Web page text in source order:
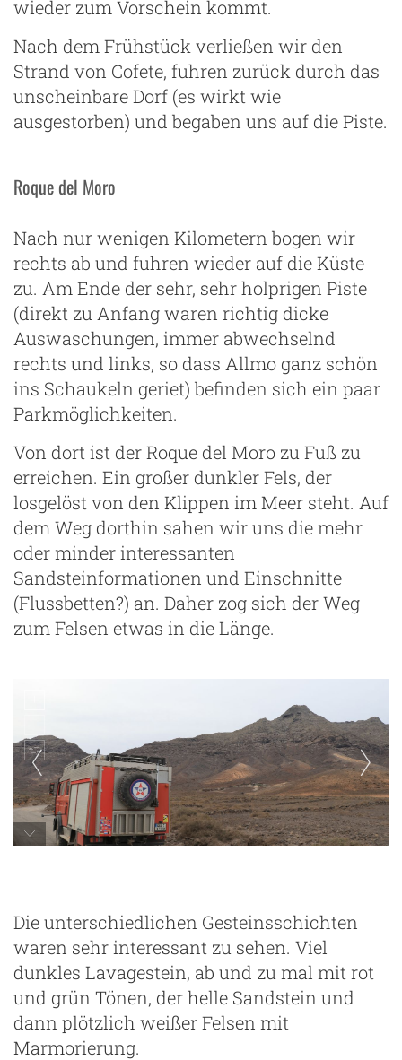
wieder zum Vorschein kommt.
Nach dem Frühstück verließen wir den
Strand von Cofete, fuhren zurück durch das
unscheinbare Dorf (es wirkt wie
ausgestorben) und begaben uns auf die Piste.
Roque del Moro
Nach nur wenigen Kilometern bogen wir
rechts ab und fuhren wieder auf die Küste
zu. Am Ende der sehr, sehr holprigen Piste
(direkt zu Anfang waren richtig dicke
Auswaschungen, immer abwechselnd
rechts und links, so dass Allmo ganz schön
ins Schaukeln geriet) befinden sich ein paar
Parkmöglichkeiten.
Von dort ist der Roque del Moro zu Fuß zu
erreichen. Ein großer dunkler Fels, der
losgelöst von den Klippen im Meer steht. Auf
dem Weg dorthin sahen wir uns die mehr
oder minder interessanten
Sandsteinformationen und Einschnitte
(Flussbetten?) an. Daher zog sich der Weg
zum Felsen etwas in die Länge.
Die unterschiedlichen Gesteinsschichten
waren sehr interessant zu sehen. Viel
dunkles Lavagestein, ab und zu mal mit rot
und grün Tönen, der helle Sandstein und
dann plötzlich weißer Felsen mit
Marmorierung.